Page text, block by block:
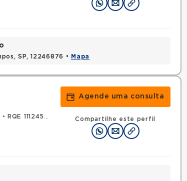
SP, 12246876 • Mapa
•
RQE 111245 - Cardiologia
Agende uma consulta
Compartilhe este perfil